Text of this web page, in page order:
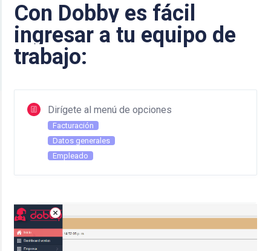
Con Dobby es fácil
ingresar a tu equipo de
trabajo:
Dirígete al menú de opciones
Facturación
Datos generales
Empleado